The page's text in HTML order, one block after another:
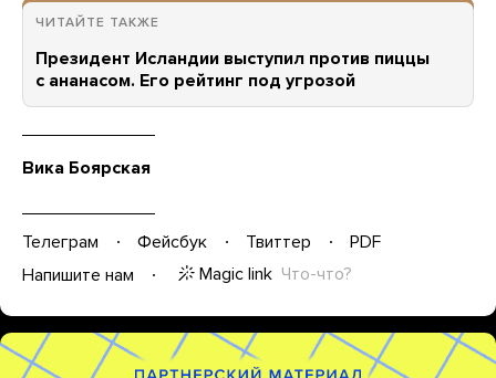
ЧИТАЙТЕ ТАКЖЕ
Президент Исландии выступил против пиццы
с ананасом. Его рейтинг под угрозой
Вика Боярская
Телеграм Фейсбук Твиттер
PDF
Напишите нам
Magic link Что-что?